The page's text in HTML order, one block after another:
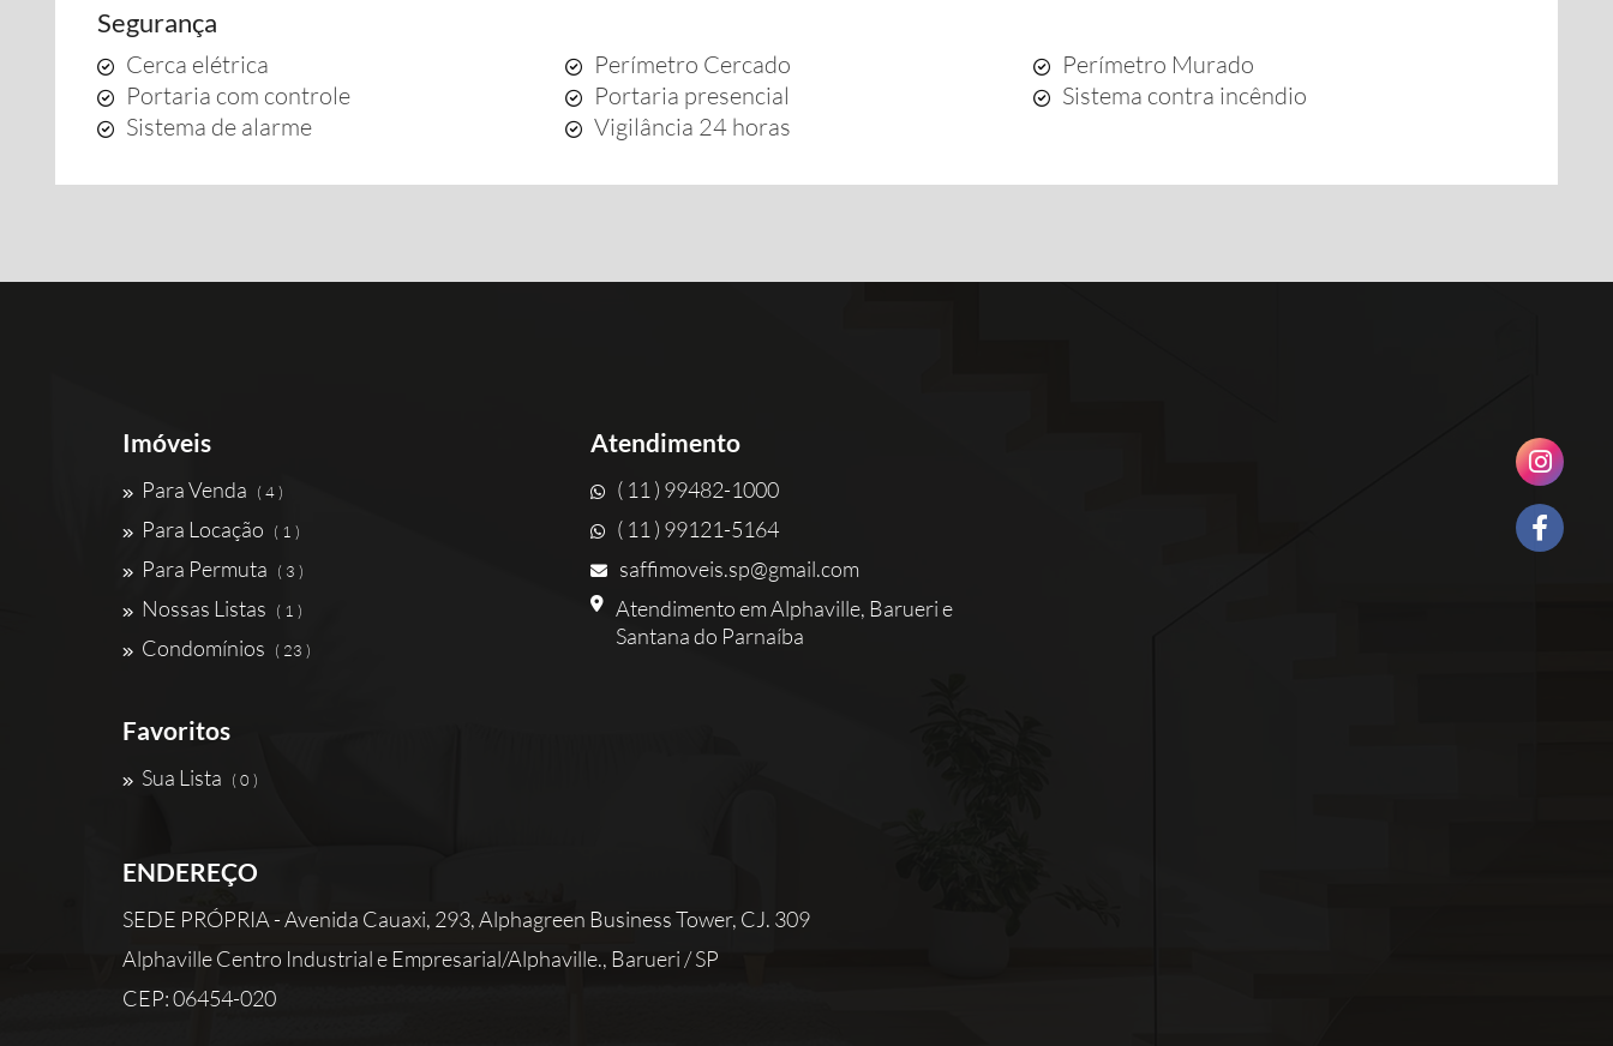
Segurança
Cerca elétrica Perímetro Cercado
Perímetro Murado
Portaria com controle
Portaria presencial
Sistema contra incêndio
Sistema de alarme
Vigilância 24 horas
Imóveis
Para Venda ( 4 )
Para Locação ( 1 )
Para Permuta ( 3 )
Nossas Listas ( 1 )
Condomínios ( 23 )
Favoritos
Sua Lista ( 0 )
Atendimento
( 11 ) 99482-1000
( 11 ) 99121-5164
saffimoveis.sp@gmail.com
Atendimento em Alphaville, Barueri e
Santana do Parnaíba
ENDEREÇO
SEDE PRÓPRIA - Avenida Cauaxi, 293, Alphagreen Business Tower, CJ. 309
Alphaville Centro Industrial e Empresarial/Alphaville., Barueri / SP
CEP: 06454-020